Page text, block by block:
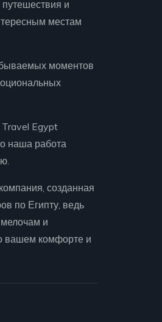
и
местам
моментов
Travel Egypt
наша работа
созданная
по Египту, ведь
и
вашем комфорте и